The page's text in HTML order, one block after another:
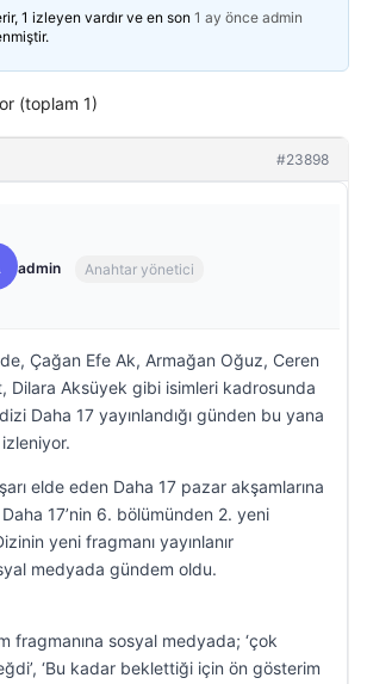
1 izleyen vardır ve en son 1 ay önce admin
(toplam 1)
#23898
admin Anahtar yönetici
Çağan Efe Ak, Armağan Oğuz, Ceren
Dilara Aksüyek gibi isimleri kadrosunda
Daha 17 yayınlandığı günden bu yana
elde eden Daha 17 pazar akşamlarına
17’nin 6. bölümünden 2. yeni
yeni fragmanı yayınlanır
medyada gündem oldu.
fragmanına sosyal medyada; ‘çok
‘Bu kadar beklettiği için ön gösterim